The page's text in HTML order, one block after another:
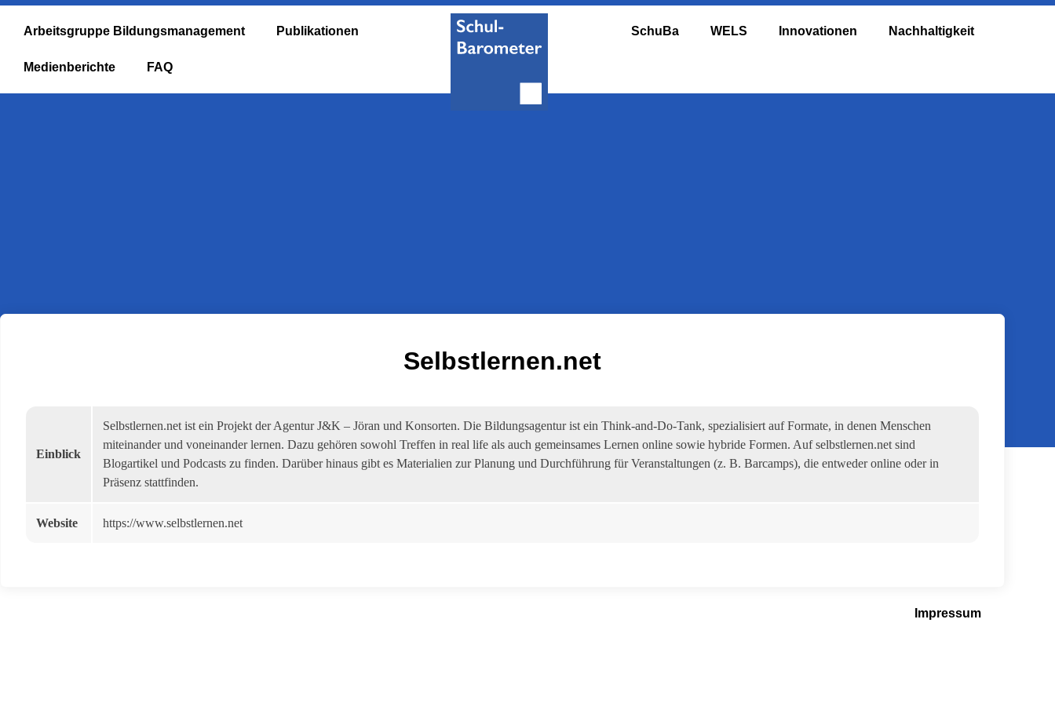
Arbeitsgruppe Bildungsmanagement Publikationen
Medienberichte FAQ
SchuBa WELS Innovationen Nachhaltigkeit
Selbstlernen.net
Einblick
Selbstlernen.net ist ein Projekt der Agentur J&K – Jöran und Konsorten. Die Bildungsagentur ist ein Think-and-Do-Tank, spezialisiert auf Formate, in denen Menschen
miteinander und voneinander lernen. Dazu gehören sowohl Treffen in real life als auch gemeinsames Lernen online sowie hybride Formen. Auf selbstlernen.net sind
Blogartikel und Podcasts zu finden. Darüber hinaus gibt es Materialien zur Planung und Durchführung für Veranstaltungen (z. B. Barcamps), die entweder online oder in
Präsenz stattfinden.
Website https://www.selbstlernen.net
Impressum